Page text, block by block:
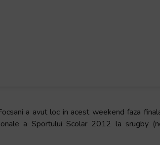
a avut loc in acest weekend faza
a Sportului Scolar 2012 la srugby